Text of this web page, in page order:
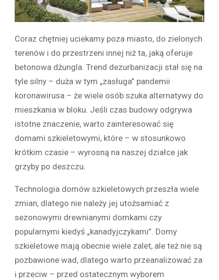
Coraz chętniej uciekamy poza miasto, do zielonych
terenów i do przestrzeni innej niż ta, jaką oferuje
betonowa dżungla. Trend dezurbanizacji stał się na
tyle silny – duża w tym „zasługa” pandemii
koronawirusa – że wiele osób szuka alternatywy do
mieszkania w bloku. Jeśli czas budowy odgrywa
istotne znaczenie, warto zainteresować się
domami szkieletowymi, które – w stosunkowo
krótkim czasie – wyrosną na naszej działce jak
grzyby po deszczu.
Technologia domów szkieletowych przeszła wiele
zmian, dlatego nie należy jej utożsamiać z
sezonowymi drewnianymi domkami czy
popularnymi kiedyś „kanadyjczykami”. Domy
szkieletowe mają obecnie wiele zalet, ale też nie są
pozbawione wad, dlatego warto przeanalizować za
i przeciw – przed ostatecznym wyborem